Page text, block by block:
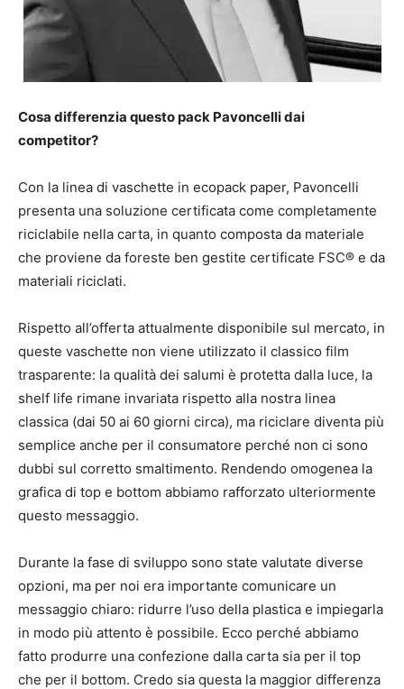
Cosa differenzia questo pack Pavoncelli dai
competitor?
Con la linea di vaschette in ecopack paper, Pavoncelli
presenta una soluzione certificata come completamente
riciclabile nella carta, in quanto composta da materiale
che proviene da foreste ben gestite certificate FSC® e da
materiali riciclati.
Rispetto all’offerta attualmente disponibile sul mercato, in
queste vaschette non viene utilizzato il classico film
trasparente: la qualità dei salumi è protetta dalla luce, la
shelf life rimane invariata rispetto alla nostra linea
classica (dai 50 ai 60 giorni circa), ma riciclare diventa più
semplice anche per il consumatore perché non ci sono
dubbi sul corretto smaltimento. Rendendo omogenea la
grafica di top e bottom abbiamo rafforzato ulteriormente
questo messaggio.
Durante la fase di sviluppo sono state valutate diverse
opzioni, ma per noi era importante comunicare un
messaggio chiaro: ridurre l’uso della plastica e impiegarla
in modo più attento è possibile. Ecco perché abbiamo
fatto produrre una confezione dalla carta sia per il top
che per il bottom. Credo sia questa la maggior differenza